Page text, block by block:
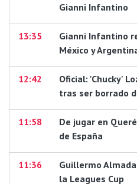
Gianni Infantino
13:35
Gianni Infantino
México y
12:42
Oficial: 'Chucky'
tras ser borrado
11:58
De jugar en
de España
11:36
Guillermo
la Leagues Cup